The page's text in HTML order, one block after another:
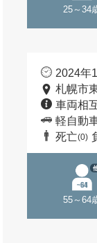
25～34
2024年
札幌市
車両相
軽自動
死亡(0)
55～64